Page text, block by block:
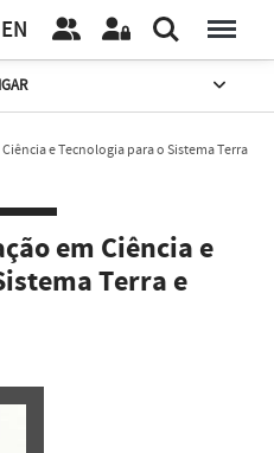
EN
e Tecnologia para o Sistema Terra
em Ciência e
Terra e